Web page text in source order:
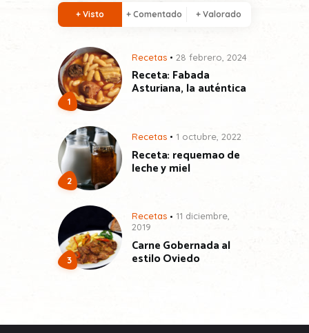
+ Visto + Comentado + Valorado
Recetas 28 febrero, 2024
Receta: Fabada
Asturiana, la auténtica
Recetas 1 octubre, 2022
Receta: requemao de
leche y miel
Recetas
11 diciembre,
2019
Carne Gobernada al
estilo Oviedo